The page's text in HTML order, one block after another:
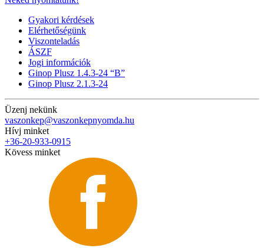
Gyakori kérdések
Elérhetőségünk
Viszonteladás
ÁSZF
Jogi információk
Ginop Plusz 1.4.3-24 “B”
Ginop Plusz 2.1.3-24
Üzenj nekünk
vaszonkep@vaszonkepnyomda.hu
Hívj minket
+36-20-933-0915
Kövess minket